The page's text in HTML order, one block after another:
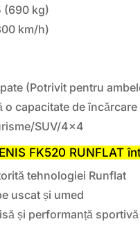
(690 kg)
km/h)
(Potrivit pentru
o capacitate de încărcare
SUV/4×4
FK520 RUNFLAT
tehnologiei Runflat
uscat și umed
și performanță sportivă